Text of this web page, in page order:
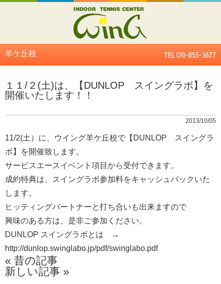
羊ケ丘校 TEL 011-855-3677
１１/２(土)は、【DUNLOP スイングラボ】を
開催いたします！！
2013/10/05
11/2(土）に、ウイング羊ケ丘校で【DUNLOP スイングラ
ボ】を開催致します。
サービスエースイベント項目から受付できます。
成約特典は、スイングラボ参加料をキャッシュバックいた
します。
ヒッティングパートナーと打ち合いも出来ますので
興味のある方は、是非ご参加ください。
DUNLOP スイングラボとは →
http://dunlop.swinglabo.jp/pdf/swinglabo.pdf
« 昔の記事
新しい記事 »